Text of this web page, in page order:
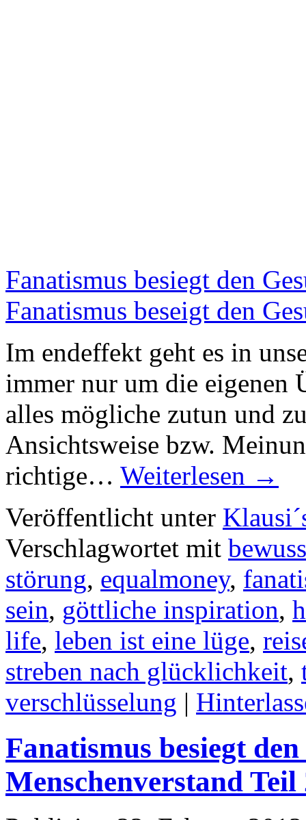
Fanatismus besiegt den
Fanatismus beseigt den
Im endeffekt geht es in
immer nur um die eigenen
alles mögliche zutun und
Ansichtsweise bzw.
richtige… Weiterlesen →
Veröffentlicht unter
Verschlagwortet mit
störung, equalmoney,
sein, göttliche inspiration,
life, leben ist eine lüge,
streben nach glücklichkeit,
verschlüsselung |
Fanatismus besiegt
Menschenverstand Teil